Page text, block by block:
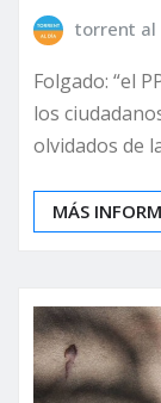
torrent al
Folgado: “el
los
olvidados de
MÁS